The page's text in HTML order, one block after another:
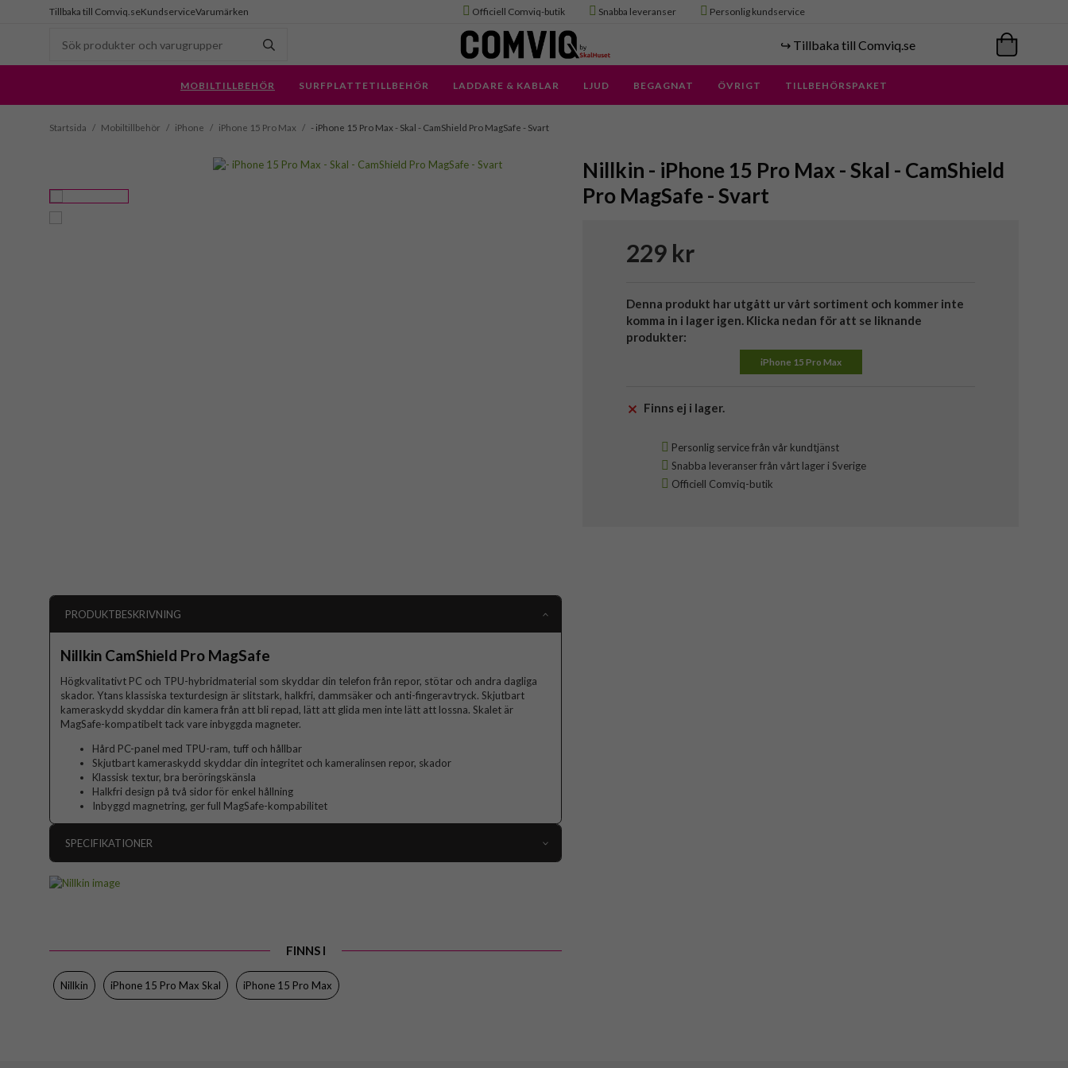
Tillbaka till Comviq.seKundserviceVarumärken Officiell Comviq-butik Snabba leveranser Personlig kundservice
↪️ Tillbaka till Comviq.se
MOBILTILLBEHÖR SURFPLATTETILLBEHÖR LADDARE & KABLAR LJUD BEGAGNAT ÖVRIGT TILLBEHÖRSPAKET
Startsida / Mobiltillbehör / iPhone / iPhone 15 Pro Max / - iPhone 15 Pro Max - Skal - CamShield Pro MagSafe - Svart
Nillkin - iPhone 15 Pro Max - Skal - CamShield
Pro MagSafe - Svart
229 kr
Denna produkt har utgått ur vårt sortiment och kommer inte
komma in i lager igen. Klicka nedan för att se liknande
produkter:
iPhone 15 Pro Max
Finns ej i lager.
Personlig service från vår kundtjänst
Snabba leveranser från vårt lager i Sverige
Officiell Comviq-butik
PRODUKTBESKRIVNING
Nillkin CamShield Pro MagSafe
Högkvalitativt PC och TPU-hybridmaterial som skyddar din telefon från repor, stötar och andra dagliga
skador. Ytans klassiska texturdesign är slitstark, halkfri, dammsäker och anti-fingeravtryck. Skjutbart
kameraskydd skyddar din kamera från att bli repad, lätt att glida men inte lätt att lossna. Skalet är
MagSafe-kompatibelt tack vare inbyggda magneter.
Hård PC-panel med TPU-ram, tuff och hållbar
Skjutbart kameraskydd skyddar din integritet och kameralinsen repor, skador
Klassisk textur, bra beröringskänsla
Halkfri design på två sidor för enkel hållning
Inbyggd magnetring, ger full MagSafe-kompabilitet
SPECIFIKATIONER
Egenskaper
Kameraskydd, MagSafe-kompatibel
Färg
Material
FINNS I
Nillkin iPhone 15 Pro Max Skal iPhone 15 Pro Max